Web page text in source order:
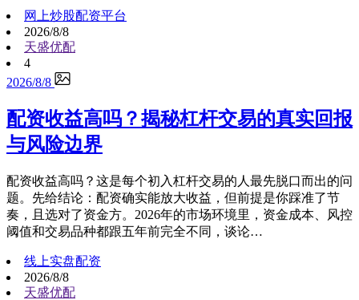
网上炒股配资平台
2026/8/8
天盛优配
4
2026/8/8
配资收益高吗？揭秘杠杆交易的真实回报
与风险边界
配资收益高吗？这是每个初入杠杆交易的人最先脱口而出的问
题。先给结论：配资确实能放大收益，但前提是你踩准了节
奏，且选对了资金方。2026年的市场环境里，资金成本、风控
阈值和交易品种都跟五年前完全不同，谈论…
线上实盘配资
2026/8/8
天盛优配